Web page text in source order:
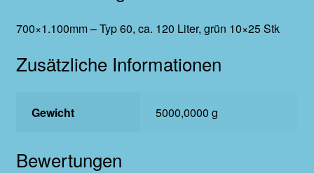
700×1.100mm – Typ 60, ca. 120 Liter, grün 10×25 Stk
Zusätzliche Informationen
Gewicht 5000,0000 g
Bewertungen